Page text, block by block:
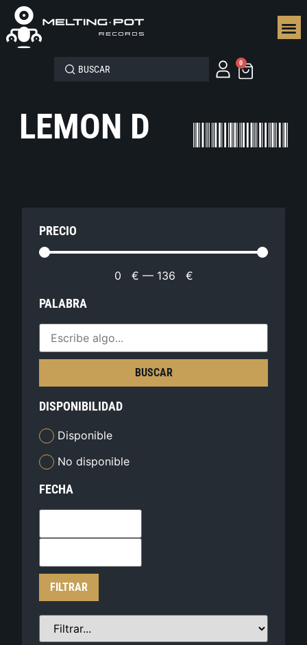
0
LEMON D
PRECIO
0 € — 136 €
PALABRA
BUSCAR
DISPONIBILIDAD
Disponible
No disponible
FECHA
FILTRAR